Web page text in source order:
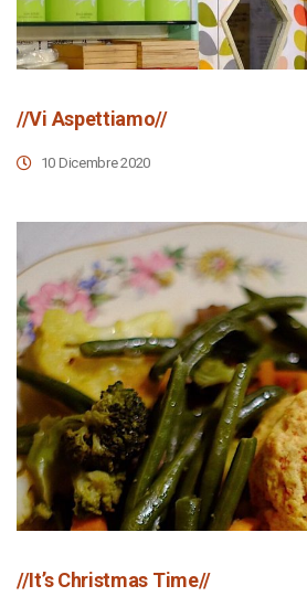
//Vi Aspettiamo//
10 Dicembre 2020
//It’s Christmas Time//